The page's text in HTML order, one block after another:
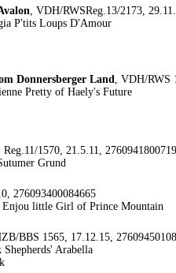
, VDH/RWSReg.13/2173,
P'tits Loups D'Amour
Donnersberger Land, VDH/RWS
Pretty of Haely's Future
1570, 21.5.11,
Grund
276093400084665
Enjou little Girl of Prince Mountain
BBS 1565, 17.12.15,
Arabella